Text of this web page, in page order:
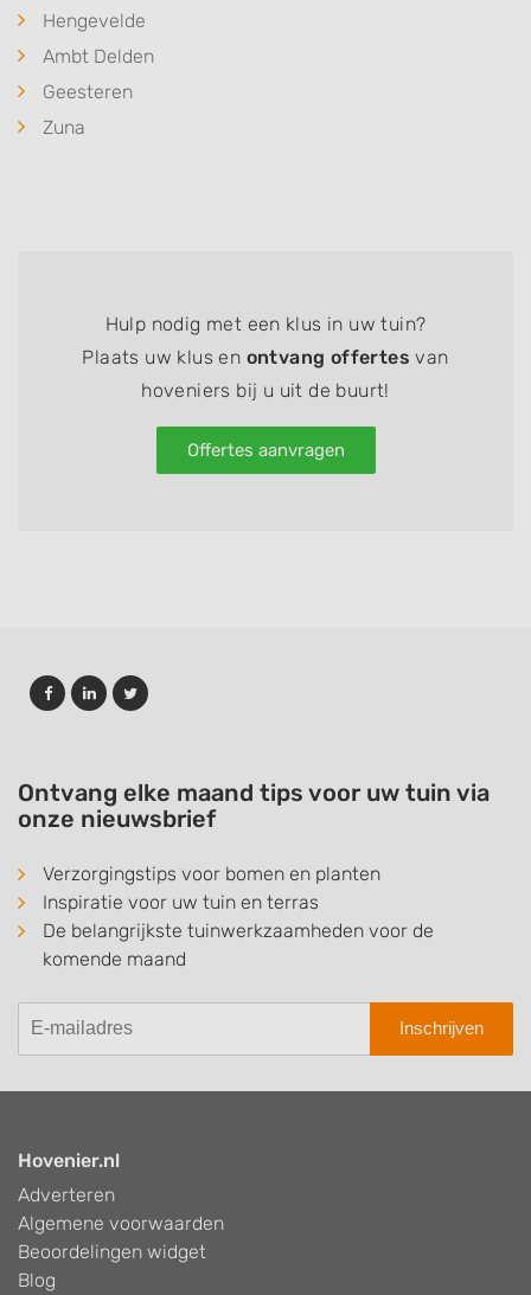
Hengevelde
Ambt Delden
Geesteren
Zuna
Hulp nodig met een klus in uw tuin?
Plaats uw klus en ontvang offertes van
hoveniers bij u uit de buurt!
Offertes aanvragen
Ontvang elke maand tips voor uw tuin via
onze nieuwsbrief
Verzorgingstips voor bomen en planten
Inspiratie voor uw tuin en terras
De belangrijkste tuinwerkzaamheden voor de
komende maand
Inschrijven
Hovenier.nl
Adverteren
Algemene voorwaarden
Beoordelingen widget
Blog